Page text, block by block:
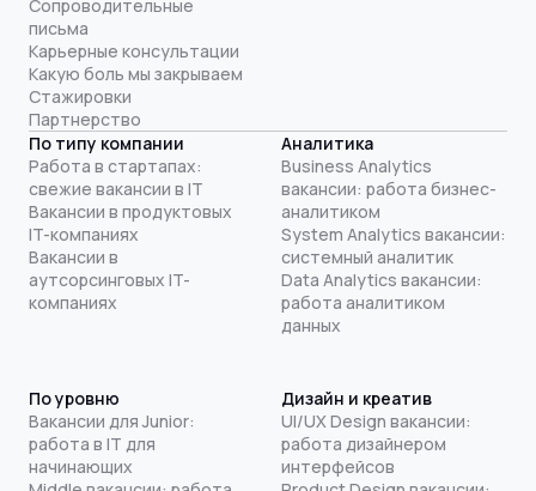
Сопроводительные
письма
Карьерные консультации
Какую боль мы закрываем
Стажировки
Партнерство
По типу компании
Работа в стартапах:
свежие вакансии в IT
Вакансии в продуктовых
IT-компаниях
Вакансии в
аутсорсинговых IT-
компаниях
Аналитика
Business Analytics
вакансии: работа бизнес-
аналитиком
System Analytics вакансии:
системный аналитик
Data Analytics вакансии:
работа аналитиком
данных
По уровню
Вакансии для Junior:
работа в IT для
начинающих
Дизайн и креатив
UI/UX Design вакансии:
работа дизайнером
интерфейсов